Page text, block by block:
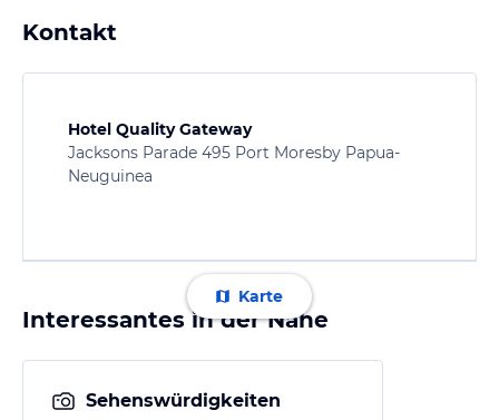
Kontakt
Hotel Quality Gateway
Jacksons Parade 495 Port Moresby Papua-
Neuguinea
Karte
Interessantes in der Nähe
Sehenswürdigkeiten